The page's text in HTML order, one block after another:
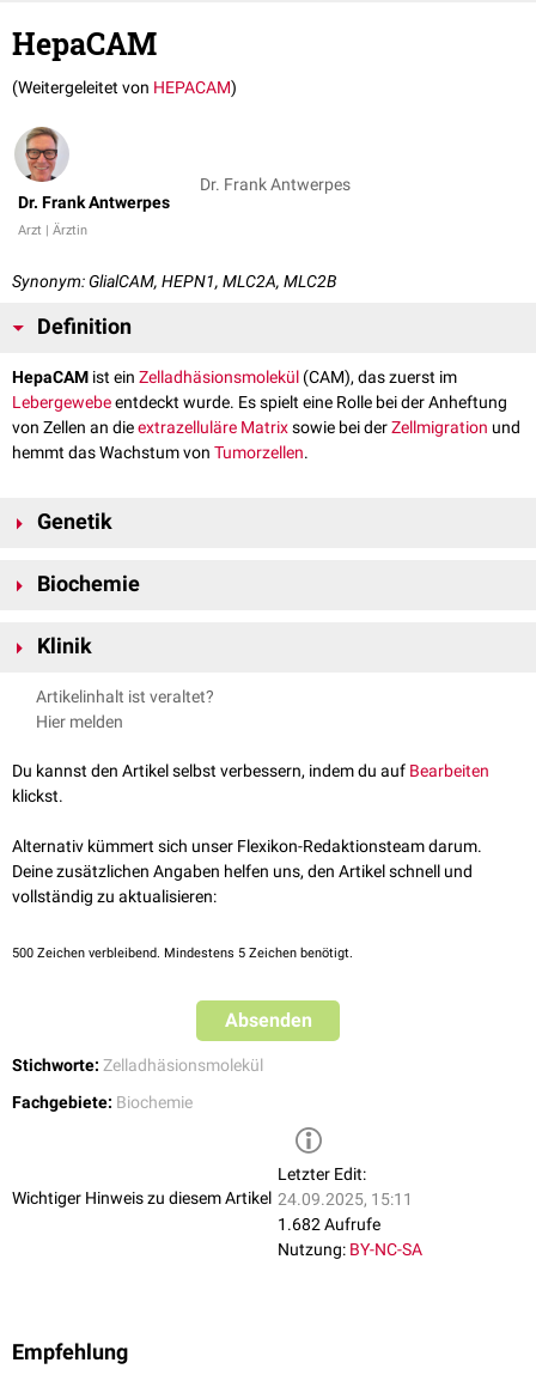
HepaCAM
(Weitergeleitet von HEPACAM)
Dr. Frank Antwerpes
Arzt | Ärztin
Dr. Frank Antwerpes
Synonym: GlialCAM, HEPN1, MLC2A, MLC2B
Definition
HepaCAM ist ein Zelladhäsionsmolekül (CAM), das zuerst im
Lebergewebeentdeckt wurde. Es spielt eine Rolle bei der Anheftung
von Zellen an dieextrazelluläre Matrixsowie bei derZellmigration und
hemmt das Wachstum von Tumorzellen.
Genetik
Genlokus11q24.2.
Biochemie
Zelladhäsionsmolekülen der
Immunglobulin-ähnlichenLoops
zytoplasmatischen
Klinik
Die Bildung vonAutoantikörpern
Pathomechanismus der
Artikelinhalt ist veraltet?
Hier melden
Du kannst den Artikel selbst verbessern, indem du auf Bearbeiten
klickst.
Alternativ kümmert sich unser Flexikon-Redaktionsteam darum.
Deine zusätzlichen Angaben helfen uns, den Artikel schnell und
vollständig zu aktualisieren:
500 Zeichen verbleibend. Mindestens 5 Zeichen benötigt.
Absenden
Stichworte: Zelladhäsionsmolekül
Fachgebiete: Biochemie
Wichtiger Hinweis zu diesem Artikel
Letzter Edit:
24.09.2025, 15:11
1.682 Aufrufe
Nutzung: BY-NC-SA
Empfehlung